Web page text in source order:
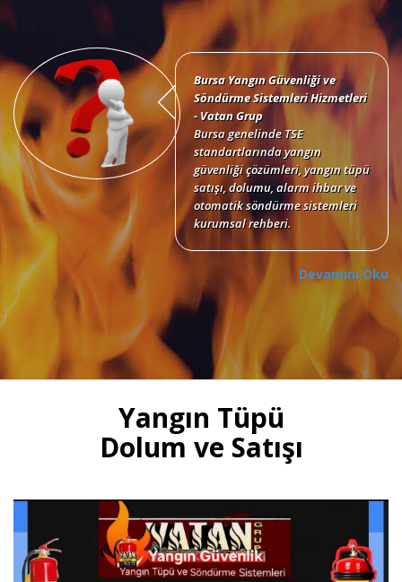
Devamını Oku
Bursa Yangın Güvenliği ve
Söndürme Sistemleri Hizmetleri
- Vatan Grup
Bursa genelinde TSE
standartlarında yangın
güvenliği çözümleri, yangın tüpü
satışı, dolumu, alarm ihbar ve
otomatik söndürme sistemleri
kurumsal rehberi.
Devamını Oku
Bursa Yangın Tüpü Satışı,
Dolumu ve Periyodik Bakım
Hizmetleri
50 kg KKT tozlu, köpüklü, CO2
gazlı yangın tüpleri, otomatik
tavan tipi sprinkli, pano ve
mutfak davlumbaz tüpü satışı
Devamını Oku
Yangın Tüpü
Dolum ve Satışı